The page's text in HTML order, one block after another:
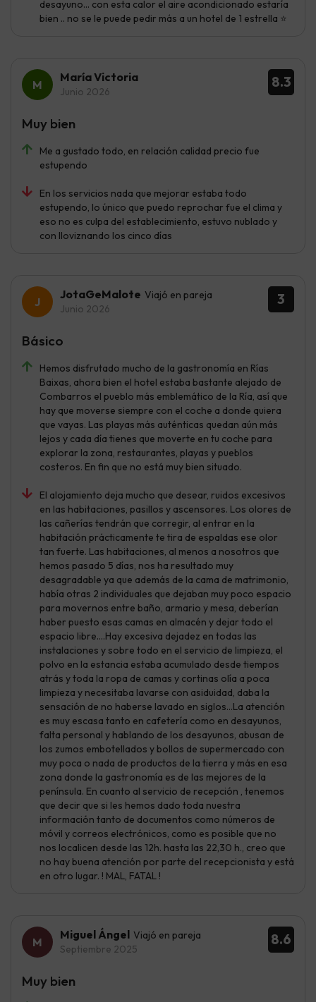
desayuno... con esta calor el aire acondicionado estaría
bien .. no se le puede pedir más a un hotel de 1 estrella ⭐
8.3
María Victoria
Junio 2026
Me a gustado todo, en relación calidad precio fue
estupendo
En los servicios nada que mejorar estaba todo
estupendo, lo único que puedo reprochar fue el clima y
eso no es culpa del establecimiento, estuvo nublado y
con lloviznando los cinco días
Muy bien
3
JotaGeMalote Viajó en pareja
Junio 2026
Hemos disfrutado mucho de la gastronomía en Rías
Baixas, ahora bien el hotel estaba bastante alejado de
Combarros el pueblo más emblemático de la Ría, así que
hay que moverse siempre con el coche a donde quiera
que vayas. Las playas más auténticas quedan aún más
lejos y cada día tienes que moverte en tu coche para
explorar la zona, restaurantes, playas y pueblos
costeros. En fin que no está muy bien situado.
El alojamiento deja mucho que desear, ruidos excesivos
en las habitaciones, pasillos y ascensores. Los olores de
las cañerías tendrán que corregir, al entrar en la
habitación prácticamente te tira de espaldas ese olor
tan fuerte. Las habitaciones, al menos a nosotros que
hemos pasado 5 días, nos ha resultado muy
desagradable ya que además de la cama de matrimonio,
había otras 2 individuales que dejaban muy poco espacio
para movernos entre baño, armario y mesa, deberían
haber puesto esas camas en almacén y dejar todo el
espacio libre....Hay excesiva dejadez en todas las
instalaciones y sobre todo en el servicio de limpieza, el
polvo en la estancia estaba acumulado desde tiempos
atrás y toda la ropa de camas y cortinas olía a poca
limpieza y necesitaba lavarse con asiduidad, daba la
sensación de no haberse lavado en siglos...La atención
es muy escasa tanto en cafetería como en desayunos,
falta personal y hablando de los desayunos, abusan de
los zumos embotellados y bollos de supermercado con
muy poca o nada de productos de la tierra y más en esa
zona donde la gastronomía es de las mejores de la
península. En cuanto al servicio de recepción , tenemos
que decir que si les hemos dado toda nuestra
información tanto de documentos como números de
móvil y correos electrónicos, como es posible que no
nos localicen desde las 12h. hasta las 22,30 h., creo que
no hay buena atención por parte del recepcionista y está
en otro lugar. ! MAL, FATAL !
Básico
8.6
Miguel Ángel Viajó en pareja
Septiembre 2025
Muy bien